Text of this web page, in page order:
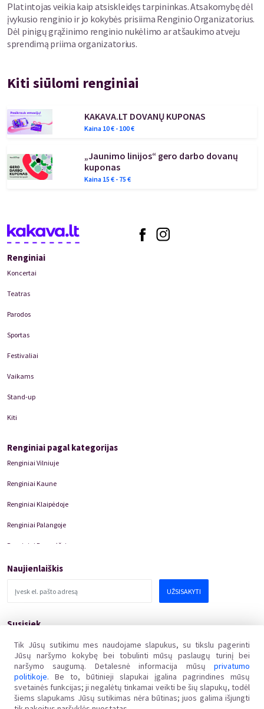
Platintojas veikia kaip atsiskleidęs tarpininkas. Atsakomybę dėl
įvykusio renginio ir jo kokybės prisiima Renginio Organizatorius.
Dėl pinigų grąžinimo renginio nukėlimo ar atšaukimo atveju
sprendimą priima organizatorius.
Kiti siūlomi renginiai
KAKAVA.LT DOVANŲ KUPONAS
Kaina 10€ - 100€
„Jaunimo linijos“ gero darbo dovanų
kuponas
Kaina 15 € - 75 €
Tik Jūsų sutikimu mes naudojame slapukus, su tikslu pagerinti
Jūsų naršymo kokybę bei tobulinti mūsų paslaugų turinį bei
naršymo saugumą. Detalesnė informacija mūsų privatumo
politikoje. Be to, būtinieji slapukai įgalina pagrindines mūsų
svetainės funkcijas; ji negalėtų tinkamai veikti be šių slapukų, todėl
šiems slapukams Jūsų sutikimas nėra būtinas; juos galima išjungti
Renginiai
Koncertai
Teatras
Parodos
Sportas
Festivaliai
Vaikams
Stand-up
Kiti
Renginiai pagal kategorijas
Renginiai Vilniuje
Renginiai Kaune
Renginiai Klaipėdoje
Renginiai Palangoje
Renginiai Panevėžyje
Domino Teatro Spektakliai
Naujienlaiškis
UŽSISAKYTI
Susisiek
Adresas:Žalgirio g.135, LT-08217 Vilnius
Įmonės kodas:304769369
PVM mokėtojo kodas :LT100011648218